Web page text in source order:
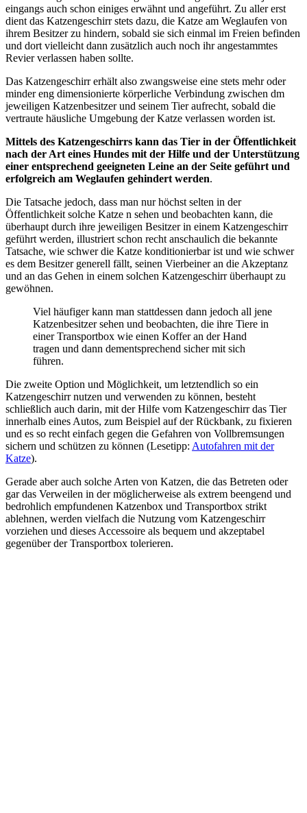
eingangs auch schon einiges erwähnt und angeführt. Zu aller erst
dient das Katzengeschirr stets dazu, die Katze am Weglaufen von
ihrem Besitzer zu hindern, sobald sie sich einmal im Freien befinden
und dort vielleicht dann zusätzlich auch noch ihr angestammtes
Revier verlassen haben sollte.
Das Katzengeschirr erhält also zwangsweise eine stets mehr oder
minder eng dimensionierte körperliche Verbindung zwischen dm
jeweiligen Katzenbesitzer und seinem Tier aufrecht, sobald die
vertraute häusliche Umgebung der Katze verlassen worden ist.
Mittels des Katzengeschirrs kann das Tier in der Öffentlichkeit
nach der Art eines Hundes mit der Hilfe und der Unterstützung
einer entsprechend geeigneten Leine an der Seite geführt und
erfolgreich am Weglaufen gehindert werden.
Die Tatsache jedoch, dass man nur höchst selten in der
Öffentlichkeit solche Katze n sehen und beobachten kann, die
überhaupt durch ihre jeweiligen Besitzer in einem Katzengeschirr
geführt werden, illustriert schon recht anschaulich die bekannte
Tatsache, wie schwer die Katze konditionierbar ist und wie schwer
es dem Besitzer generell fällt, seinen Vierbeiner an die Akzeptanz
und an das Gehen in einem solchen Katzengeschirr überhaupt zu
gewöhnen.
Viel häufiger kann man stattdessen dann jedoch all jene
Katzenbesitzer sehen und beobachten, die ihre Tiere in
einer Transportbox wie einen Koffer an der Hand
tragen und dann dementsprechend sicher mit sich
führen.
Die zweite Option und Möglichkeit, um letztendlich so ein
Katzengeschirr nutzen und verwenden zu können, besteht
schließlich auch darin, mit der Hilfe vom Katzengeschirr das Tier
innerhalb eines Autos, zum Beispiel auf der Rückbank, zu fixieren
und es so recht einfach gegen die Gefahren von Vollbremsungen
sichern und schützen zu können (Lesetipp: Autofahren mit der
Katze).
Gerade aber auch solche Arten von Katzen, die das Betreten oder
gar das Verweilen in der möglicherweise als extrem beengend und
bedrohlich empfundenen Katzenbox und Transportbox strikt
ablehnen, werden vielfach die Nutzung vom Katzengeschirr
vorziehen und dieses Accessoire als bequem und akzeptabel
gegenüber der Transportbox tolerieren.